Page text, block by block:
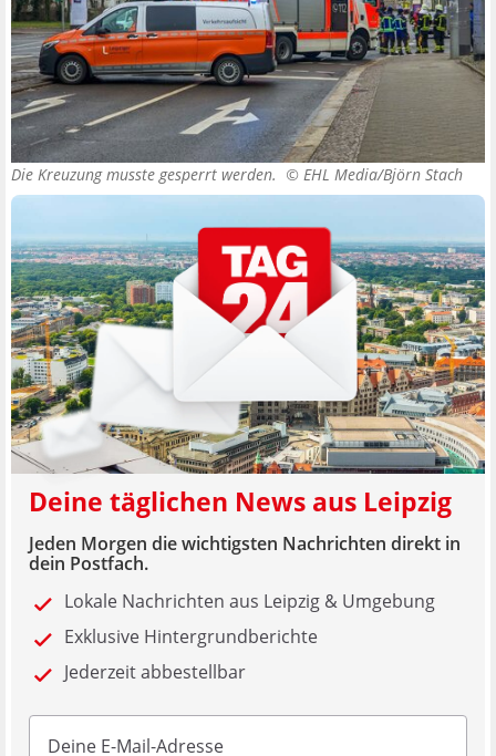
Die Kreuzung musste gesperrt werden. © EHL Media/Björn Stach
Deine täglichen News aus Leipzig
Jeden Morgen die wichtigsten Nachrichten direkt in
dein Postfach.
Lokale Nachrichten aus Leipzig & Umgebung
Exklusive Hintergrundberichte
Jederzeit abbestellbar